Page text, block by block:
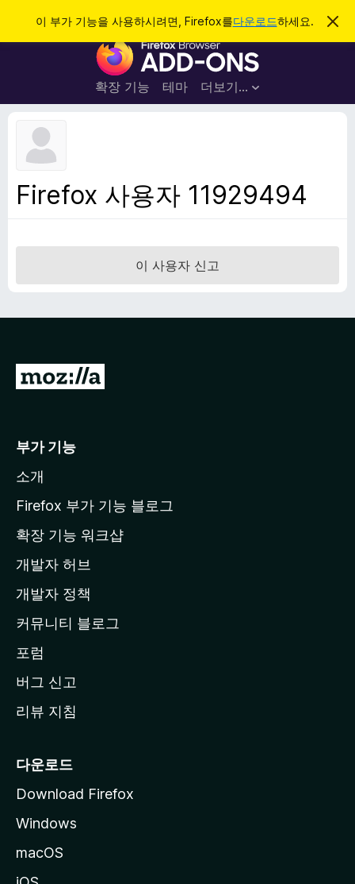
이 부가 기능을 사용하시려면, Firefox를다운로드하세요.
이
림
F
r
e
라
가
확장 기능 테마 더보기…
로그인
Firefox 사용자 11929494
이 사용자 신고
M
l
a
페
이
지
이
동
부가 기능
소개
Firefox 부가 기능 블로그
확장 기능 워크샵
개발자 허브
개발자 정책
커뮤니티 블로그
포럼
버그 신고
리뷰 지침
다운로드
Download Firefox
Windows
macOS